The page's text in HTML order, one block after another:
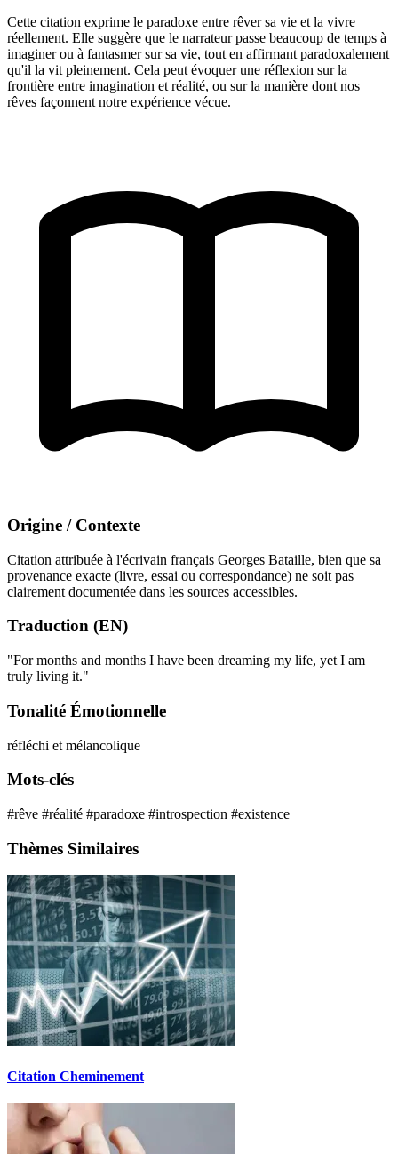
Cette citation exprime le paradoxe entre rêver sa vie et la vivre
réellement. Elle suggère que le narrateur passe beaucoup de temps à
imaginer ou à fantasmer sur sa vie, tout en affirmant paradoxalement
qu'il la vit pleinement. Cela peut évoquer une réflexion sur la
frontière entre imagination et réalité, ou sur la manière dont nos
rêves façonnent notre expérience vécue.
Origine / Contexte
Citation attribuée à l'écrivain français Georges Bataille, bien que sa
provenance exacte (livre, essai ou correspondance) ne soit pas
clairement documentée dans les sources accessibles.
Traduction (EN)
"For months and months I have been dreaming my life, yet I am
truly living it."
Tonalité Émotionnelle
réfléchi et mélancolique
Mots-clés
#rêve #réalité #paradoxe #introspection #existence
Thèmes Similaires
Citation Cheminement